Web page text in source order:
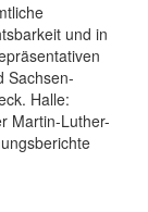
und in
Sachsen-
Halle:
Martin-Luther-